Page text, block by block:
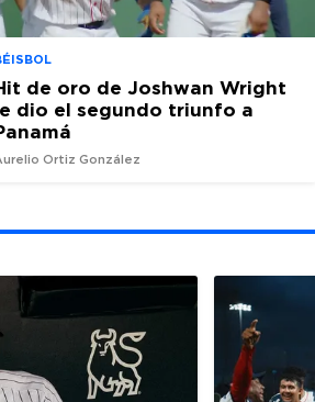
de oro de Joshwan Wright
dio el segundo triunfo a
Ortiz González